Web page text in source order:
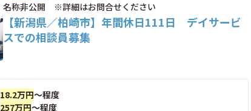
名称非公開 ※詳細はお問合せください
【新潟県／柏崎市】年間休日111日 デイサービ
スでの相談員募集
18.2万円～程度
257万円～程度